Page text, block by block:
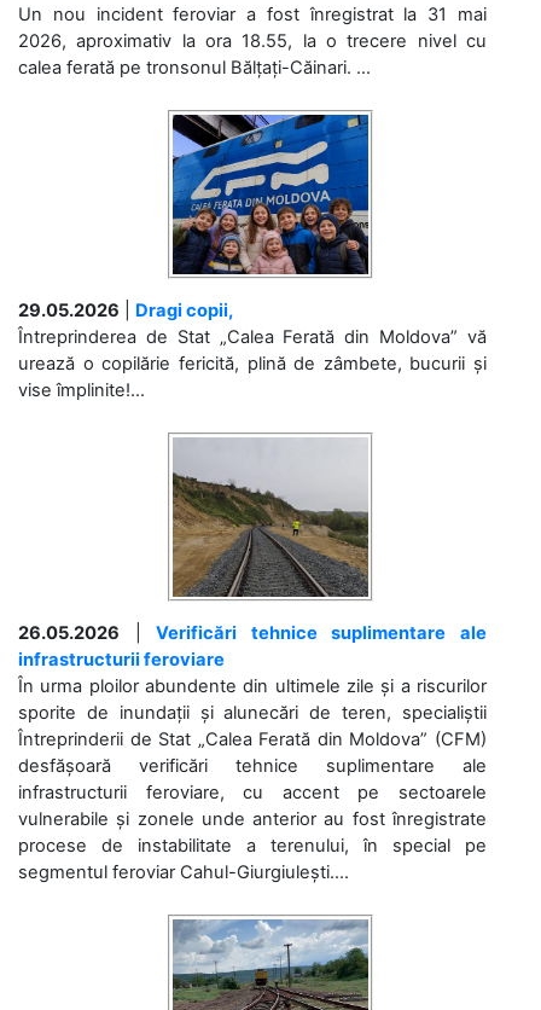
Un nou incident feroviar a fost înregistrat la 31 mai
2026, aproximativ la ora 18.55, la o trecere nivel cu
calea ferată pe tronsonul Bălțați-Căinari. ...
29.05.2026
Dragi copii,
Întreprinderea de Stat „Calea Ferată din Moldova” vă
urează o copilărie fericită, plină de zâmbete, bucurii și
vise împlinite!...
26.05.2026 |Verificări tehnice suplimentare ale
infrastructurii feroviare
În urma ploilor abundente din ultimele zile și a riscurilor
sporite de inundații și alunecări de teren, specialiștii
Întreprinderii de Stat „Calea Ferată din Moldova” (CFM)
desfășoară verificări tehnice suplimentare ale
infrastructurii feroviare, cu accent pe sectoarele
vulnerabile și zonele unde anterior au fost înregistrate
procese de instabilitate a terenului, în special pe
segmentul feroviar Cahul-Giurgiulești....